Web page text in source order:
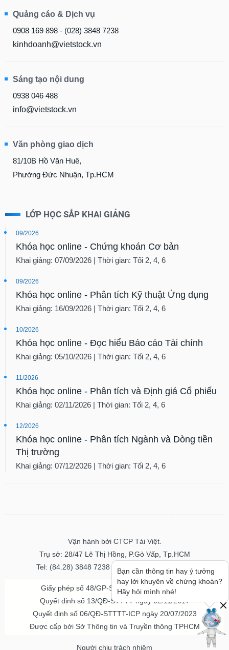
Quảng cáo & Dịch vụ
0908 169 898 - (028) 3848 7238
kinhdoanh@vietstock.vn
Sáng tạo nội dung
0938 046 488
info@vietstock.vn
Văn phòng giao dịch
81/10B Hồ Văn Huê,
Phường Đức Nhuận, Tp.HCM
LỚP HỌC SẮP KHAI GIẢNG
09/2026
Khóa học online - Chứng khoán Cơ bản
Khai giảng: 07/09/2026 | Thời gian: Tối 2, 4, 6
09/2026
Khóa học online - Phân tích Kỹ thuật Ứng dụng
Khai giảng: 16/09/2026 | Thời gian: Tối 2, 4, 6
10/2026
Khóa học online - Đọc hiểu Báo cáo Tài chính
Khai giảng: 05/10/2026 | Thời gian: Tối 2, 4, 6
11/2026
Khóa học online - Phân tích và Định giá Cổ phiếu
Khai giảng: 02/11/2026 | Thời gian: Tối 2, 4, 6
12/2026
Khóa học online - Phân tích Ngành và Dòng tiền
Thị trường
Khai giảng: 07/12/2026 | Thời gian: Tối 2, 4, 6
Vận hành bởi CTCP Tài Việt.
Trụ sở: 28/47 Lê Thị Hồng, P.Gò Vấp, Tp.HCM
Tel: (84.28) 3848 7238 - Fax: (84.28) 3848 7237
Giấy phép số 48/GP-STTTT ngày 04/11/2016
Quyết định số 13/QĐ-STTTT ngày 02/11/2017
Quyết định số 06/QĐ-STTTT-ICP ngày 20/07/2023
Được cấp bởi Sở Thông tin và Truyền thông TPHCM
Người chịu trách nhiệm
Bạn cần thông tin hay ý tưởng
hay lời khuyên về chứng khoán?
Hãy hỏi mình nhé!